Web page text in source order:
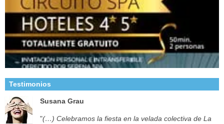
Testimonios
Susana Grau
"(…) Celebramos la fiesta en la velada colectiva de La